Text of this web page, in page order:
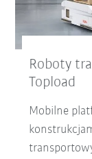
Roboty
Topload
Mobilne